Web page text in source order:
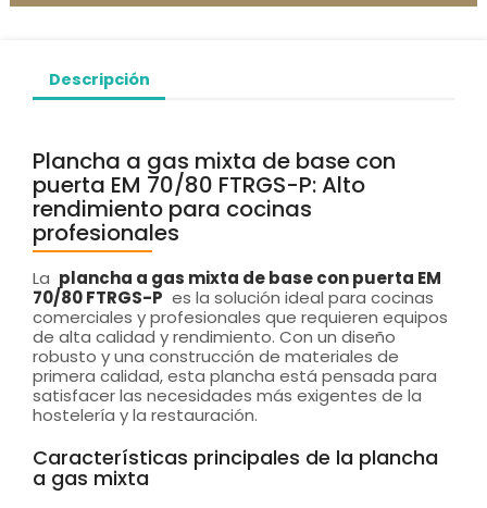
Descripción
Plancha a gas mixta de base con
puerta EM 70/80 FTRGS-P: Alto
rendimiento para cocinas
profesionales
La plancha a gas mixta de base con puerta EM
70/80 FTRGS-P es la solución ideal para cocinas
comerciales y profesionales que requieren equipos
de alta calidad y rendimiento. Con un diseño
robusto y una construcción de materiales de
primera calidad, esta plancha está pensada para
satisfacer las necesidades más exigentes de la
hostelería y la restauración.
Características principales de la plancha
a gas mixta